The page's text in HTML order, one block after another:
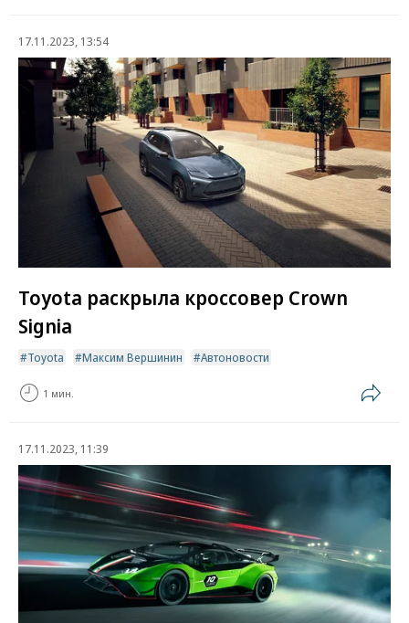
17.11.2023, 13:54
Toyota раскрыла кроссовер Crown
Signia
Toyota Максим Вершинин Автоновости
1 мин.
17.11.2023, 11:39